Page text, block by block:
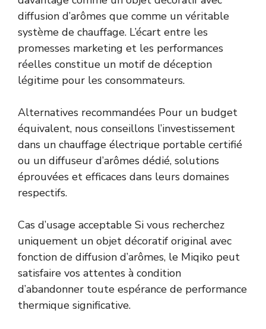
diffusion d’arômes que comme un véritable
système de chauffage. L’écart entre les
promesses marketing et les performances
réelles constitue un motif de déception
légitime pour les consommateurs.
Alternatives recommandées Pour un budget
équivalent, nous conseillons l’investissement
dans un chauffage électrique portable certifié
ou un diffuseur d’arômes dédié, solutions
éprouvées et efficaces dans leurs domaines
respectifs.
Cas d’usage acceptable Si vous recherchez
uniquement un objet décoratif original avec
fonction de diffusion d’arômes, le Miqiko peut
satisfaire vos attentes à condition
d’abandonner toute espérance de performance
thermique significative.